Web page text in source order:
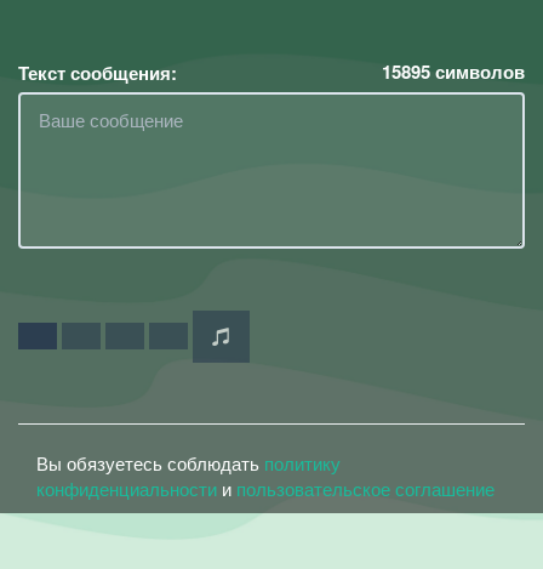
Текст сообщения: 15895символов
Вы обязуетесь соблюдать политику
конфиденциальности и пользовательское соглашение